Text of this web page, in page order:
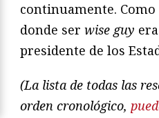
continuamente.
donde ser wise guy
presidente de los
(La lista de todas las
orden cronológico,